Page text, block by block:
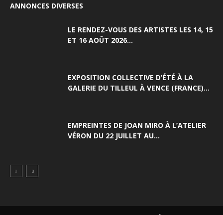
ANNONCES DIVERSES
LE RENDEZ-VOUS DES ARTISTES LES 14, 15
ET 16 AOÛT 2026...
EXPOSITION COLLECTIVE D’ÉTÉ À LA
GALERIE DU TILLEUL À VENCE (FRANCE)...
EMPREINTES DE JOAN MIRO À L’ATELIER
VÉRON DU 22 JUILLET AU...